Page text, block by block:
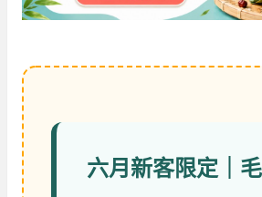
六月新客限定｜